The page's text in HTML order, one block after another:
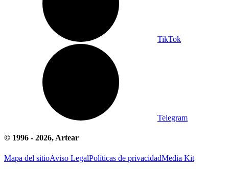
TikTok
Telegram
© 1996 - 2026, Artear
Mapa del sitioAviso LegalPolíticas de privacidadMedia Kit